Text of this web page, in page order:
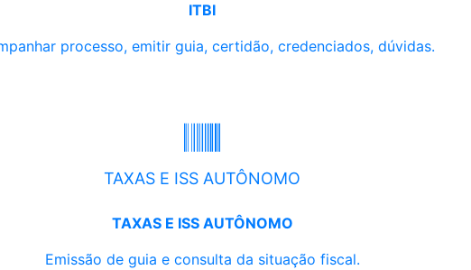
ITBI
processo, emitir guia, certidão, credenciados, dúvidas.
TAXAS E ISS AUTÔNOMO
TAXAS E ISS AUTÔNOMO
Emissão de guia e consulta da situação fiscal.